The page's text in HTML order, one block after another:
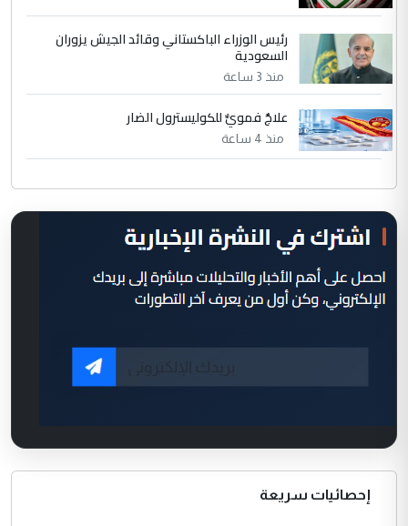
رئيس الوزراء الباكستاني وقائد الجيش يزوران
السعودية
منذ 3 ساعة
علاجٌ فمويٌّ للكوليسترول الضار
منذ 4 ساعة
إحصائيات سريعة